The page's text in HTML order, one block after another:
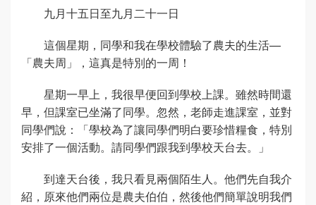
九月十五日至九月二十一日
這個星期，同學和我在學校體驗了農夫的生活—
「農夫周」，這真是特別的一周！
星期一早上，我很早便回到學校上課。雖然時間還
早，但課室已坐滿了同學。忽然，老師走進課室，並對
同學們說：「學校為了讓同學們明白要珍惜糧食，特別
安排了一個活動。請同學們跟我到學校天台去。」
到達天台後，我只看見兩個陌生人。他們先自我介
紹，原來他們兩位是農夫伯伯，然後他們簡單說明我們